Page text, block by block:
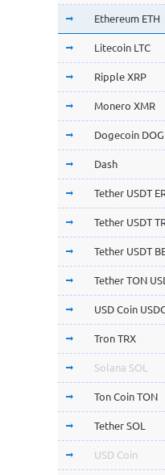
Ethereum ETH
Litecoin LTC
Ripple XRP
Monero XMR
Dogecoin
Dash
Tether USDT
Tether USDT
Tether USDT
Tether TON
USD Coin
Tron TRX
Solana SOL
Ton Coin TON
Tether SOL
USD Coin